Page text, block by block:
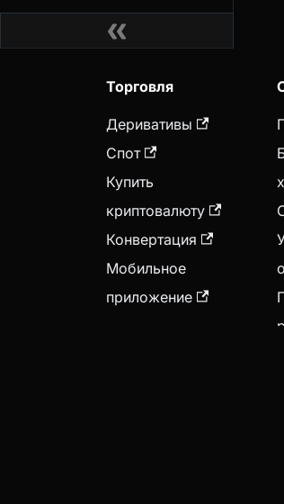
Торговля
Деривативы
Спот
Купить
криптовалюту
Конвертация
Мобильное
приложение